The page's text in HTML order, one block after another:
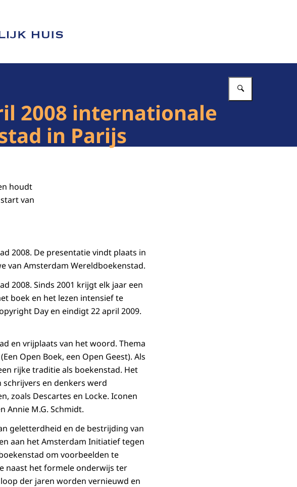
2008 internationale
in Parijs
houdt
van
2008. De presentatie vindt plaats in
van Amsterdam Wereldboekenstad.
2008. Sinds 2001 krijgt elk jaar een
boek en het lezen intensief te
Day en eindigt 22 april 2009.
en vrijplaats van het woord. Thema
Open Boek, een Open Geest). Als
rijke traditie als boekenstad. Het
en denkers werd
zoals Descartes en Locke. Iconen
Annie M.G. Schmidt.
geletterdheid en de bestrijding van
aan het Amsterdam Initiatief tegen
om voorbeelden te
naast het formele onderwijs ter
der jaren worden vernieuwd en